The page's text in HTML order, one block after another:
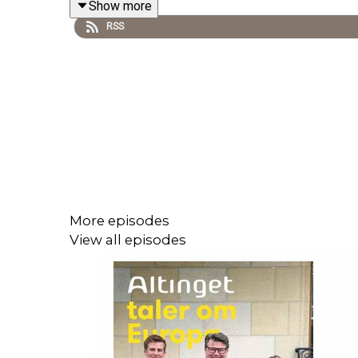
Gæst:Alberte Bové Rud, ekspert i europæisk
Producer:Mathilde Brieghel, podcastassistent
Show more
RSS
More episodes
View all episodes